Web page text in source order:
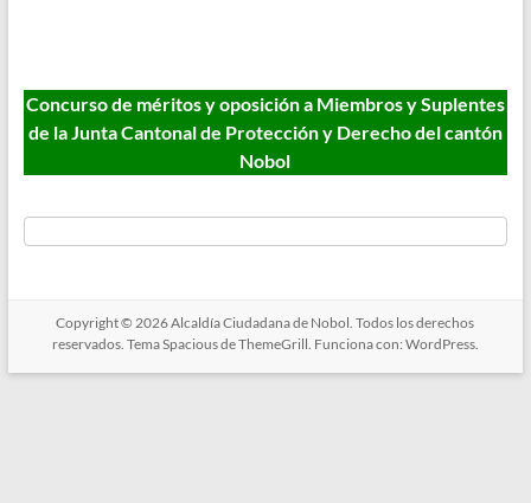
Concurso de méritos y oposición a Miembros y Suplentes
de la Junta Cantonal de Protección y Derecho del cantón
Nobol
Copyright © 2026Alcaldía Ciudadana de Nobol . Todos los derechos
reservados. TemaSpaciousde ThemeGrill. Funciona con: WordPress.